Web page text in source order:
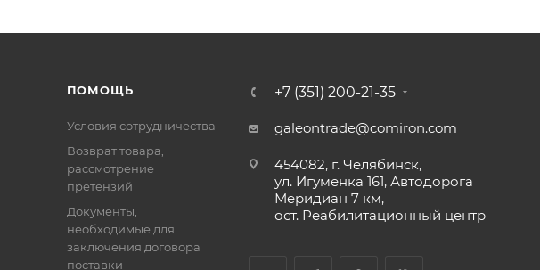
ПОМОЩЬ
Условия сотрудничества
Возврат товара,
рассмотрение
претензий
Документы,
необходимые для
заключения договора
поставки
+7 (351) 200-21-35
galeontrade@comiron.com
454082, г. Челябинск,
ул. Игуменка 161, Автодорога
Меридиан 7 км,
ост. Реабилитационный центр